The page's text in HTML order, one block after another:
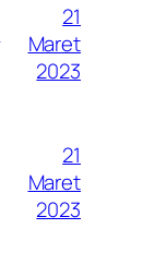
21
Maret
2023
21
Maret
2023